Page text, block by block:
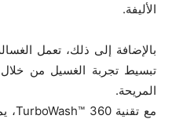
الأليفة.
بالإضافة إلى ذلك، تعمل
تبسيط تجربة الغسيل من خلال
المريحة.